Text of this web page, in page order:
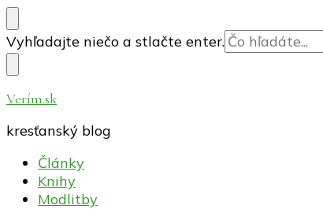
Hľadáte
niečo?
Vyhľadajte niečo a stlačte enter.
Verím.sk
kresťanský blog
Články
Knihy
Modlitby